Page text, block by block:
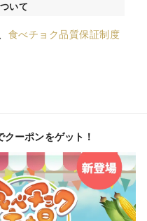
いて
食べチョク品質保証制度
ーポンをゲット！